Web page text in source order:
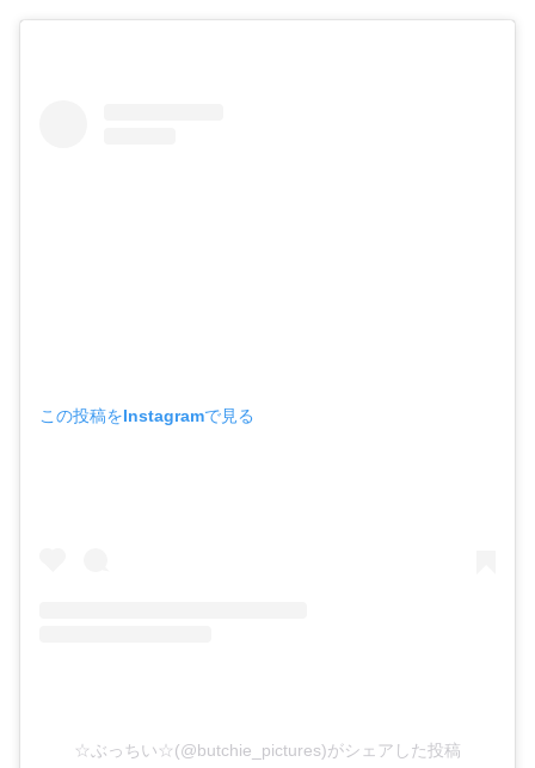
この投稿をInstagramで見る
☆ぶっちい☆(@butchie_pictures)がシェアした投稿